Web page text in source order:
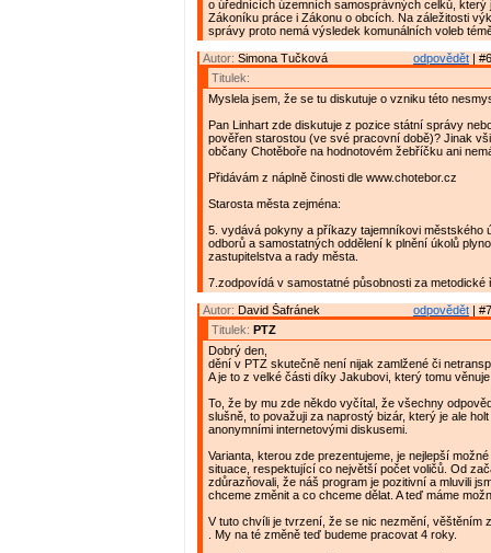
o úřednících územních samosprávných celků, který
Zákoníku práce i Zákonu o obcích. Na záležitosti
správy proto nemá výsledek komunálních voleb
odpovědět |
Autor: Simona Tučková
Titulek:
Myslela jsem, že se tu diskutuje o vzniku této
Pan Linhart zde diskutuje z pozice státní správy
pověřen starostou (ve své pracovní době)? Jinak
občany Chotěboře na hodnotovém žebříčku ani
Přidávám z náplně činosti dle www.chotebor.cz
Starosta města zejména:
5. vydává pokyny a příkazy tajemníkovi městského
odborů a samostatných oddělení k plnění úkolů
zastupitelstva a rady města.
7.zodpovídá v samostatné působnosti za metodické
odpovědět |
Autor: David Šafránek
Titulek: PTZ
Dobrý den,
dění v PTZ skutečně není nijak zamlžené či
A je to z velké části díky Jakubovi, který tomu
To, že by mu zde někdo vyčítal, že všechny
slušně, to považuji za naprostý bizár, který je ale
anonymními internetovými diskusemi.
Varianta, kterou zde prezentujeme, je nejlepší
situace, respektující co největší počet voličů. Od
zdůrazňovali, že náš program je pozitivní a mluvili
chceme změnit a co chceme dělat. A teď máme
V tuto chvíli je tvrzení, že se nic nezmění, věštěním
. My na té změně teď budeme pracovat 4 roky.